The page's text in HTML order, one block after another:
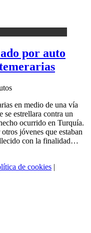
por auto
en medio de una vía
se estrellara contra un
ocurrido en Turquía.
jóvenes que estaban
con la finalidad…
de cookies |